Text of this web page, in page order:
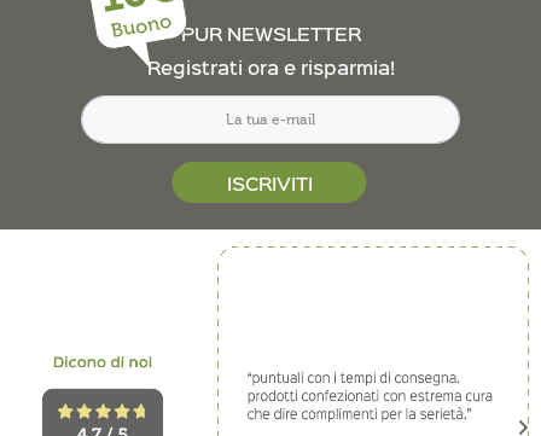
Buono PUR NEWSLETTER
Registrati ora e risparmia!
ISCRIVITI